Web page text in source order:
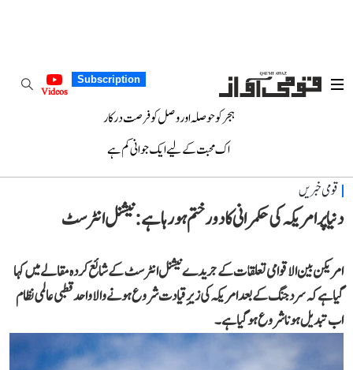
Subscription
Videos
ہجر کو حوصلہ اور وصل کو فرصت درکار
اک محبت کے لیے ایک جوانی کم ہے
قومی خبریں
دنیا پر امریکہ کی حکمرانی کا دور ختم ہو رہا ہے: نیشنل انٹرسٹ
امریکن بین الاقوامی تعلقات کے جریدے نیشنل انٹرسٹ کے شائع کردہ مقالے میں کہا
گیا ہے کہ سرد جنگ کے بعد امریکہ کی زیرِ قیادت شروع ہونے والا واحد قطبی عالمی نظام
اب تبدیل ہونا شروع ہو گیا ہے۔